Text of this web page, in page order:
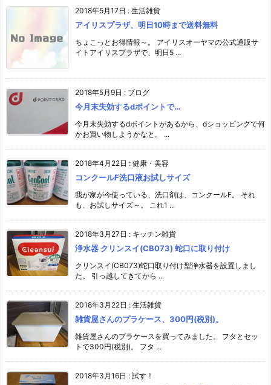
2018年5月17日 : 生活雑貨
アイリスプラザ、明日10時まで送料無料
ちょこっとお得情報～。 アイリスオーヤマの公式通販サ
イトアイリスプラザで、明日5 ...
2018年5月9日 : ブログ
今月末失効するdポイントで…
今月末失効するdポイントがあるから、dショッピングで何
かお買い物しようかなと。 ...
2018年4月22日 : 健康・美容
コンクールF洗口液お試しサイズ
我が家が今使っている、洗口剤は、コンクールF。 それ
も、お試しサイズ～。 これ1 ...
2018年3月27日 : キッチン雑貨
浄水器 クリンスイ(CB073) 蛇口に取り付け
クリンスイ(CB073)蛇口取り付け型浄水器を設置しまし
た。 引っ越してきてから ...
2018年3月22日 : 生活雑貨
雑貨屋さんのプラケース、300円(税別)。
雑貨屋さんのプラケースを買ってみました。 フタとセッ
トで300円(税別)。 フタ ...
2018年3月16日 : 試す！